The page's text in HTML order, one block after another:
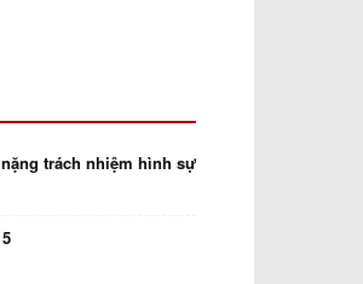
trách nhiệm hình sự